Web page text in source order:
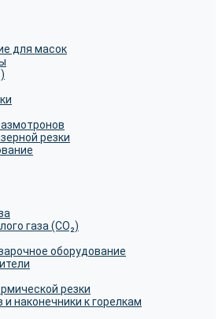
для масок
резки
газа (CO₂)
оборудование
резки
наконечники к горелкам